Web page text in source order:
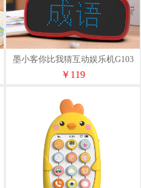
墨小客你比我猜互动娱乐机G103
￥119